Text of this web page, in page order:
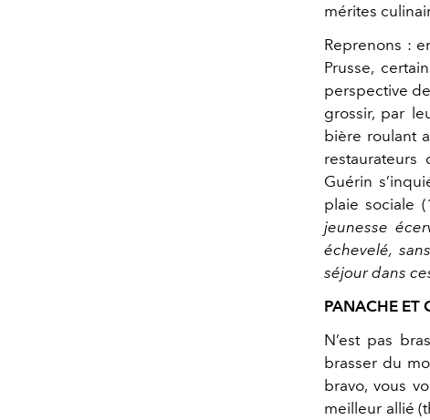
mérites
Reprenons :
Prusse,
perspective
grossir, par
bière roulant
Guérin
plaie sociale
jeunesse
échevelé,
séjour dans
PANACHE ET
N’est pas
brasser du
bravo, vous
meilleur allié